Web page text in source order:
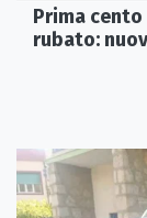
Prima
rubato: